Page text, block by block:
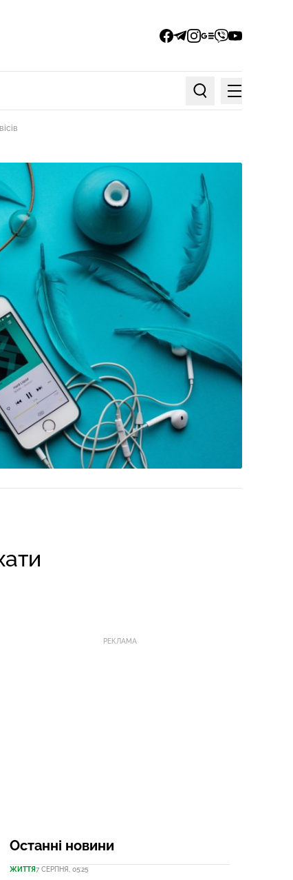
facebook
telegram
instagram
google_news
viberyoutube
Пошук по статтях
Меню
РЕКЛАМА
Останні новини
ЖИТТЯ7 СЕРПНЯ, 05:25